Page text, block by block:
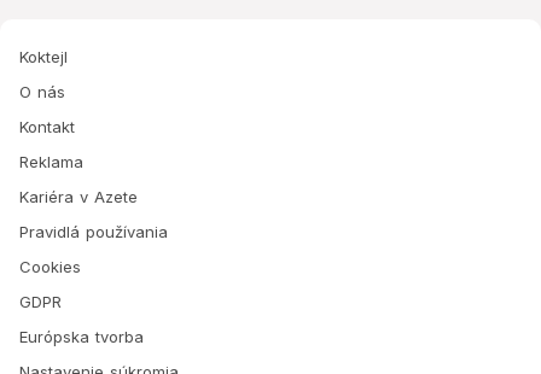
Koktejl
O nás
Kontakt
Reklama
Kariéra v Azete
Pravidlá používania
Cookies
GDPR
Európska tvorba